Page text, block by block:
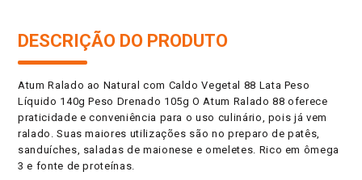
DESCRIÇÃO DO PRODUTO
Atum Ralado ao Natural com Caldo Vegetal 88 Lata Peso
Líquido 140g Peso Drenado 105g O Atum Ralado 88 oferece
praticidade e conveniência para o uso culinário, pois já vem
ralado. Suas maiores utilizações são no preparo de patês,
sanduíches, saladas de maionese e omeletes. Rico em ômega
3 e fonte de proteínas.